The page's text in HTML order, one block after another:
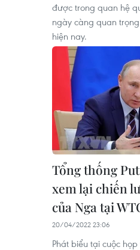
được trong quan hệ
ngày càng quan
hiện nay.
Tổng thống
xem lại chiến
của Nga tại
20/04/2022 23:06
Phát biểu tại cuộc